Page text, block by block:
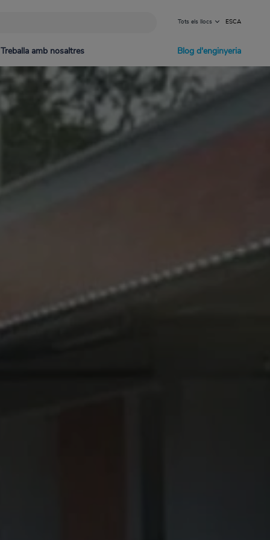
Tots els llocs ESCA
de denúncia d'irregularitats
Treballa amb nosaltres Blog d'enginyeria